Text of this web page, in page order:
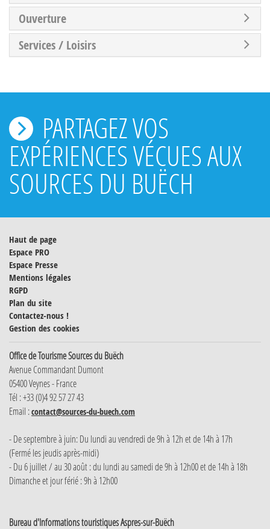
Ouverture
Services / Loisirs
PARTAGEZ VOS
EXPÉRIENCES VÉCUES AUX
SOURCES DU BUËCH
Haut de page
Espace PRO
Espace Presse
Mentions légales
RGPD
Plan du site
Contactez-nous !
Gestion des cookies
Office de Tourisme Sources du Buëch
Avenue Commandant Dumont
05400 Veynes - France
Tél : +33 (0)4 92 57 27 43
Email :contact@sources-du-buech.com
- De septembre à juin: Du lundi au vendredi de 9h à 12h et de 14h à 17h
(Fermé les jeudis après-midi)
- Du 6 juillet / au 30 août : du lundi au samedi de 9h à 12h00 et de 14h à 18h
Dimanche et jour férié : 9h à 12h00
Bureau d'Informations touristiques Aspres-sur-Buëch